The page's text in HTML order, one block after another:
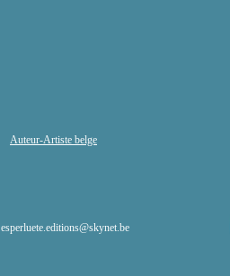
Auteur-Artiste belge
esperluete.editions@skynet.be